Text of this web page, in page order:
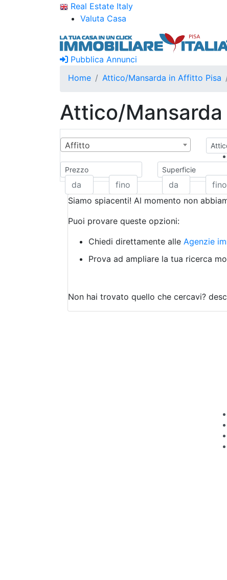
Real Estate Italy
Valuta Casa
Pubblica Annunci
Home
Attico/Mansarda in Affitto Pisa
Attico/
Affitto
Prezzo Superficie
Siamo spiacenti! Al momento non
Puoi provare queste opzioni:
Chiedi direttamente alle Agenzie
Prova ad ampliare la tua ricerca
Non hai trovato quello che cercavi?